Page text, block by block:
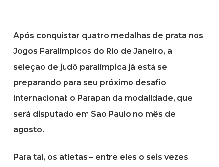
Após conquistar quatro medalhas de prata nos
Jogos Paralímpicos do Rio de Janeiro, a
seleção de judô paralímpica já está se
preparando para seu próximo desafio
internacional: o Parapan da modalidade, que
será disputado em São Paulo no mês de
agosto.
Para tal, os atletas – entre eles o seis vezes